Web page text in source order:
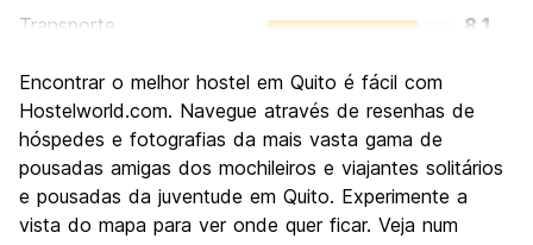
Transporte
8.1
Cultura
8.5
Festas / vida noturna
Custo-beneficio
8.4
Encontrar o melhor hostel em Quito é fácil com
Hostelworld.com. Navegue através de resenhas de
hóspedes e fotografias da mais vasta gama de
pousadas amigas dos mochileiros e viajantes solitários
e pousadas da juventude em Quito. Experimente a
vista do mapa para ver onde quer ficar. Veja num